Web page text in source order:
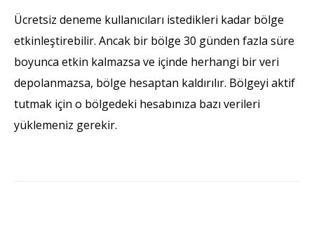
Ücretsiz deneme kullanıcıları istedikleri kadar bölge
etkinleştirebilir. Ancak bir bölge 30 günden fazla süre
boyunca etkin kalmazsa ve içinde herhangi bir veri
depolanmazsa, bölge hesaptan kaldırılır. Bölgeyi aktif
tutmak için o bölgedeki hesabınıza bazı verileri
yüklemeniz gerekir.